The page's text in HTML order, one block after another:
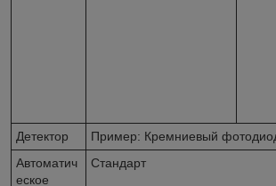
Детектор
Пример: Кремниевый
Автоматич
еское
Стандарт